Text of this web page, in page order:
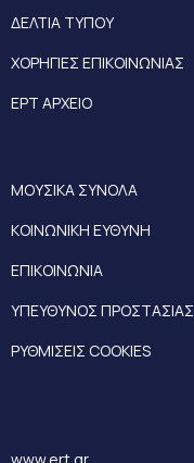
ΔΕΛΤΙΑ ΤΥΠΟΥ
ΧΟΡΗΓΙΕΣ ΕΠΙΚΟΙΝΩΝΙΑΣ
ΕΡΤ ΑΡΧΕΙΟ
ΜΟΥΣΙΚΑ ΣΥΝΟΛΑ
ΚΟΙΝΩΝΙΚΗ ΕΥΘΥΝΗ
ΕΠΙΚΟΙΝΩΝΙΑ
ΥΠΕΥΘΥΝΟΣ
ΡΥΘΜΙΣΕΙΣ COOKIES